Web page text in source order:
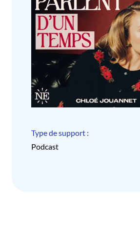
Type de support :
Podcast